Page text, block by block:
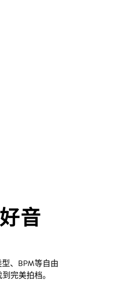
音
、BPM等自由
完美拍档。